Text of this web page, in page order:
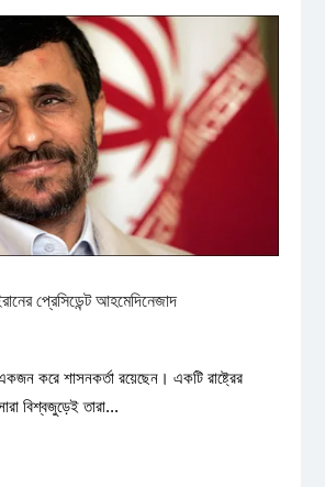
প্রেসিডেন্ট আহমেদিনেজাদ
করে শাসনকর্তা রয়েছেন। একটি রাষ্ট্রের
বিশ্বজুড়েই তারা...